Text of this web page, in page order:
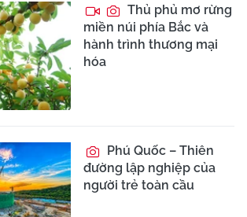
Thủ phủ mơ rừng
miền núi phía Bắc và
hành trình thương mại
hóa
Phú Quốc – Thiên
đường lập nghiệp của
người trẻ toàn cầu